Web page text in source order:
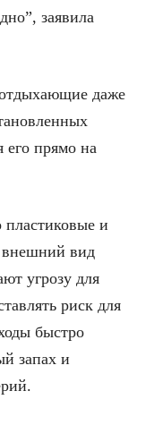
заявила
даже
его прямо на
и
внешний вид
угрозу для
риск для
быстро
запах и